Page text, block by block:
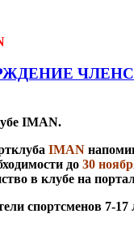
IMAN.
IMAN
до 30
в клубе на
спортсменов 7-17